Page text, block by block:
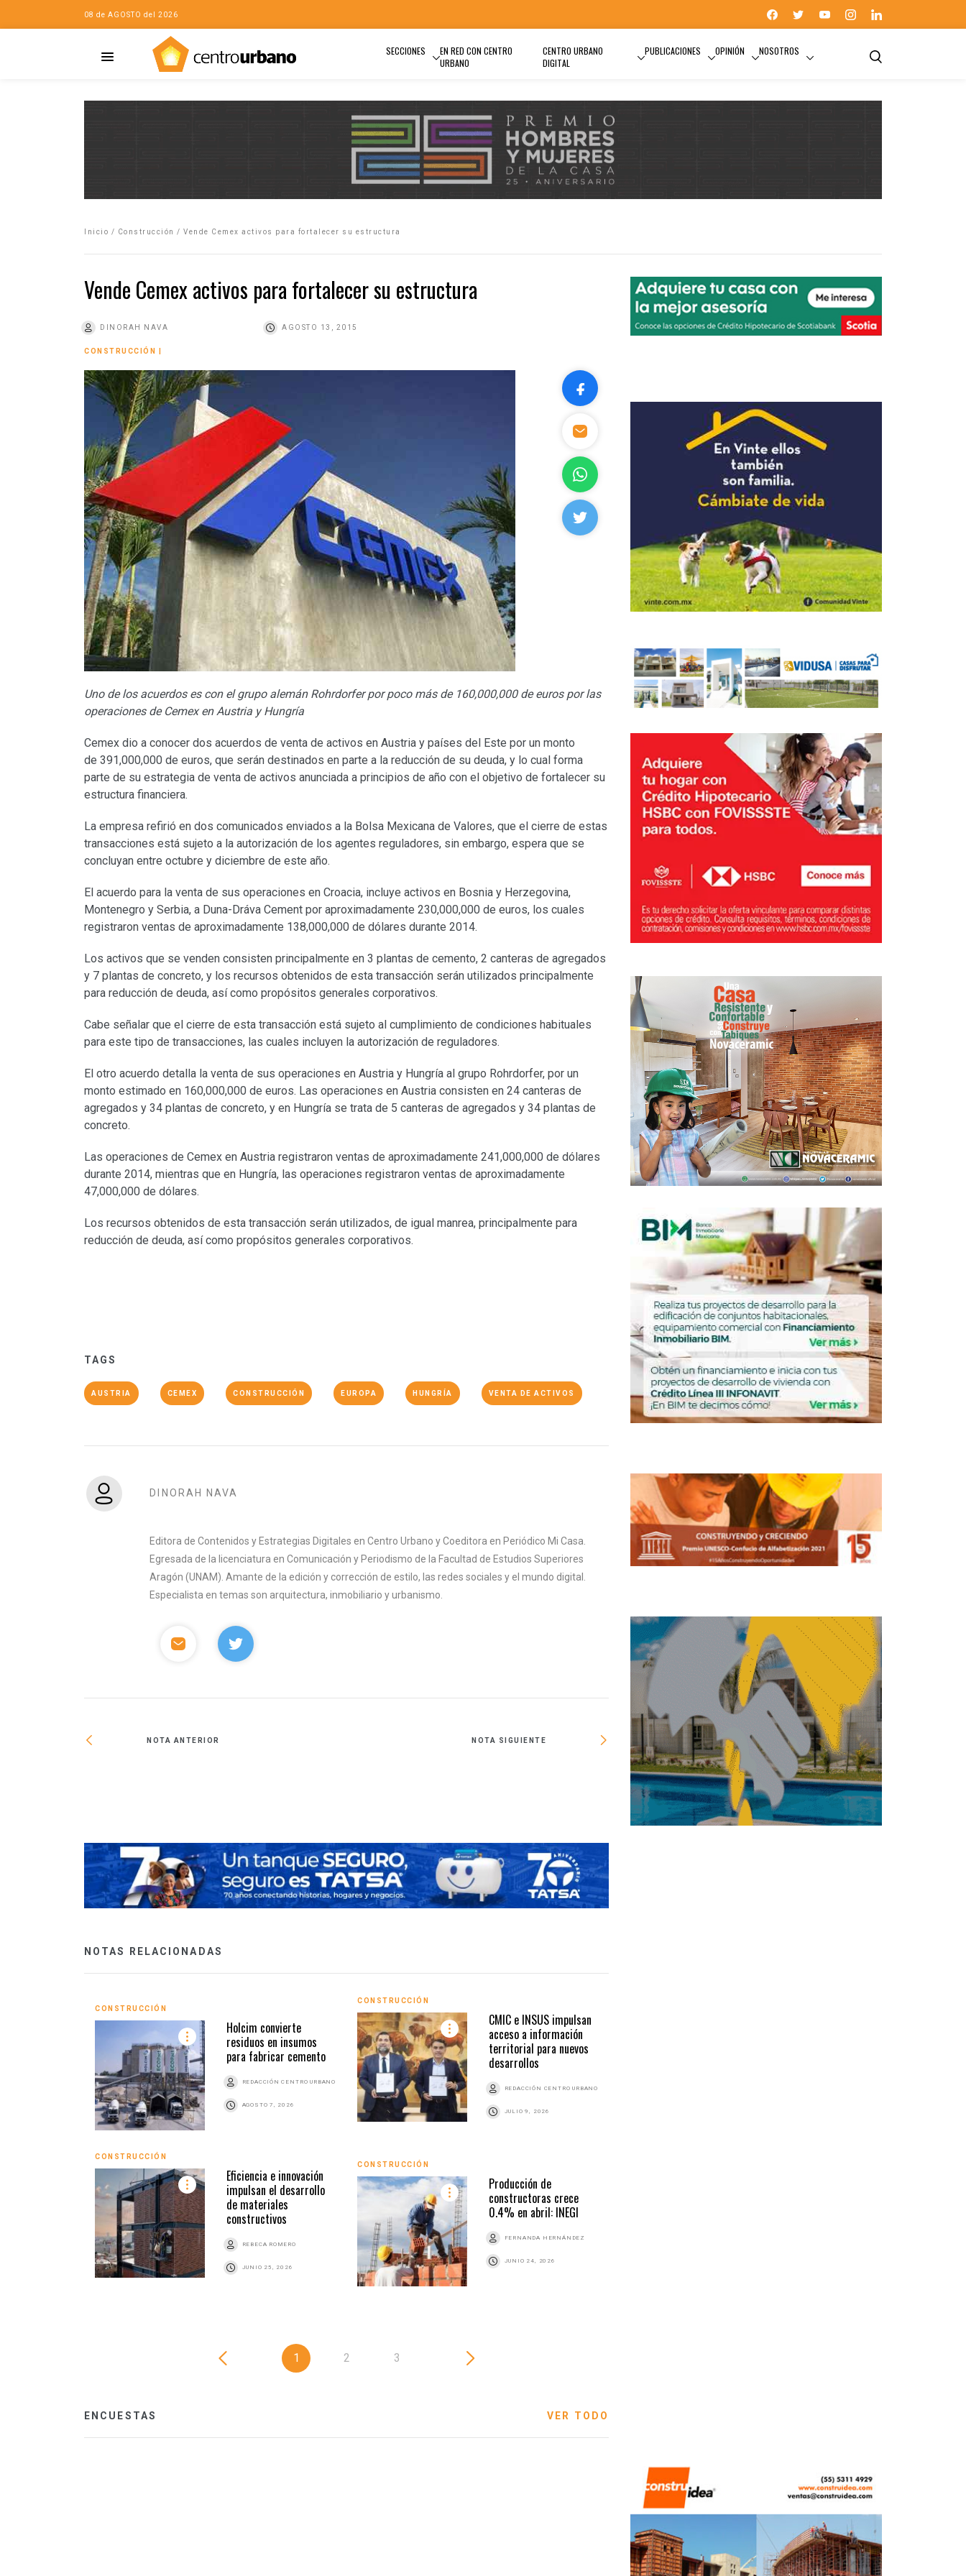
08 de AGOSTO del 2026
SECCIONES
EN RED CON CENTRO
URBANO
CENTRO URBANO
DIGITAL
PUBLICACIONES OPINIÓN NOSOTROS
Inicio / Construcción / Vende Cemex activos para fortalecer su estructura
Vende Cemex activos para fortalecer su estructura
DINORAH NAVA AGOSTO 13, 2015
CONSTRUCCIÓN
Uno de los acuerdos es con el grupo alemán Rohrdorfer por poco más de 160,000,000 de euros por las
operaciones de Cemex en Austria y Hungría
Cemex dio a conocer dos acuerdos de venta de activos en Austria y países del Este por un monto
de 391,000,000 de euros, que serán destinados en parte a la reducción de su deuda, y lo cual forma
parte de su estrategia de venta de activos anunciada a principios de año con el objetivo de fortalecer su
estructura financiera.
La empresa refirió en dos comunicados enviados a la Bolsa Mexicana de Valores, que el cierre de estas
transacciones está sujeto a la autorización de los agentes reguladores, sin embargo, espera que se
concluyan entre octubre y diciembre de este año.
El acuerdo para la venta de sus operaciones en Croacia, incluye activos en Bosnia y Herzegovina,
Montenegro y Serbia, a Duna-Dráva Cement por aproximadamente 230,000,000 de euros, los cuales
registraron ventas de aproximadamente 138,000,000 de dólares durante 2014.
Los activos que se venden consisten principalmente en 3 plantas de cemento, 2 canteras de agregados
y 7 plantas de concreto, y los recursos obtenidos de esta transacción serán utilizados principalmente
para reducción de deuda, así como propósitos generales corporativos.
Cabe señalar que el cierre de esta transacción está sujeto al cumplimiento de condiciones habituales
para este tipo de transacciones, las cuales incluyen la autorización de reguladores.
El otro acuerdo detalla la venta de sus operaciones en Austria y Hungría al grupo Rohrdorfer, por un
monto estimado en 160,000,000 de euros. Las operaciones en Austria consisten en 24 canteras de
agregados y 34 plantas de concreto, y en Hungría se trata de 5 canteras de agregados y 34 plantas de
concreto.
Las operaciones de Cemex en Austria registraron ventas de aproximadamente 241,000,000 de dólares
durante 2014, mientras que en Hungría, las operaciones registraron ventas de aproximadamente
47,000,000 de dólares.
Los recursos obtenidos de esta transacción serán utilizados, de igual manrea, principalmente para
reducción de deuda, así como propósitos generales corporativos.
TAGS
AUSTRIA CEMEX CONSTRUCCIÓN EUROPA HUNGRÍA VENTA DE ACTIVOS
DINORAH NAVA
Editora de Contenidos y Estrategias Digitales en Centro Urbano y Coeditora en Periódico Mi Casa.
Egresada de la licenciatura en Comunicación y Periodismo de la Facultad de Estudios Superiores
Aragón (UNAM). Amante de la edición y corrección de estilo, las redes sociales y el mundo digital.
Especialista en temas son arquitectura, inmobiliario y urbanismo.
NOTA ANTERIOR NOTA SIGUIENTE
Fibra HD Servicios coloca 1,500 mdp en la
BMV
NOTAS RELACIONADAS
CONSTRUCCIÓN
Holcim convierte
residuos en insumos
para fabricar cemento
REDACCIÓN CENTRO URBANO
AGOSTO 7, 2026
CONSTRUCCIÓN
CMIC e INSUS impulsan
acceso a información
territorial para nuevos
desarrollos
REDACCIÓN CENTRO URBANO
JULIO 9, 2026
CONSTRUCCIÓN
Eficiencia e innovación
impulsan el desarrollo
de materiales
constructivos
REBECA ROMERO
JUNIO 25, 2026
CONSTRUCCIÓN
Producción de
constructoras crece
0.4% en abril: INEGI
FERNANDA HERNÁNDEZ
JUNIO 24, 2026
1 2 3
ENCUESTAS VER TODO